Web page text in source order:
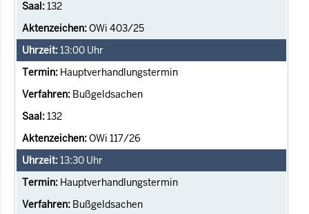
132
OWi 403/25
13:00 Uhr
Hauptverhandlungstermin
Bußgeldsachen
132
OWi 117/26
13:30 Uhr
Hauptverhandlungstermin
Bußgeldsachen